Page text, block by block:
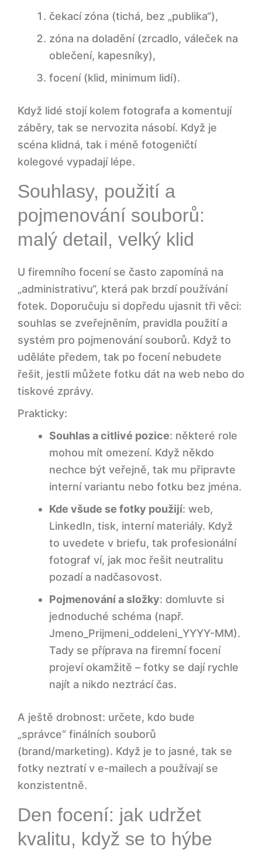
čekací zóna (tichá, bez „publika“),
zóna na doladění (zrcadlo, váleček na
oblečení, kapesníky),
focení (klid, minimum lidí).
Když lidé stojí kolem fotografa a komentují
záběry, tak se nervozita násobí. Když je
scéna klidná, tak i méně fotogeničtí
kolegové vypadají lépe.
Souhlasy, použití a
pojmenování souborů:
malý detail, velký klid
U firemního focení se často zapomíná na
„administrativu“, která pak brzdí používání
fotek. Doporučuju si dopředu ujasnit tři věci:
souhlas se zveřejněním, pravidla použití a
systém pro pojmenování souborů. Když to
uděláte předem, tak po focení nebudete
řešit, jestli můžete fotku dát na web nebo do
tiskové zprávy.
Prakticky:
Souhlas a citlivé pozice: některé role
mohou mít omezení. Když někdo
nechce být veřejně, tak mu připravte
interní variantu nebo fotku bez jména.
Kde všude se fotky použijí: web,
LinkedIn, tisk, interní materiály. Když
to uvedete v briefu, tak profesionální
fotograf ví, jak moc řešit neutralitu
pozadí a nadčasovost.
Pojmenování a složky: domluvte si
jednoduché schéma (např.
Jmeno_Prijmeni_oddeleni_YYYY-MM).
Tady se příprava na firemní focení
projeví okamžitě – fotky se dají rychle
najít a nikdo neztrácí čas.
A ještě drobnost: určete, kdo bude
„správce“ finálních souborů
(brand/marketing). Když je to jasné, tak se
fotky neztratí v e-mailech a používají se
konzistentně.
Den focení: jak udržet
kvalitu, když se to hýbe
RYCHLÁ NAVIGACE
Obsah stránky
Co si ujasnit ještě dřív, než oslovíte
fotografa
bude používat
2) Rozsah: koho fotit a co je „hotovo“
Jaké typy fotek firmám nejčastěji chybí (a
proč je řešit najednou)
příprava na firemní focení jako mini-
projekt: role, brief, pravidla
3) Majitel focení: kdo rozhoduje a kdo
komunikuje
4) Brief pro fotografa: co poslat, aby to